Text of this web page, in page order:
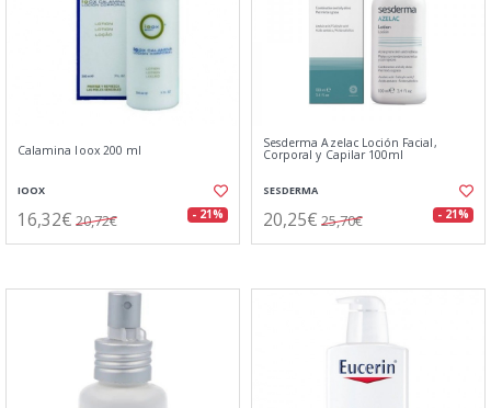
Calamina Ioox 200 ml
IOOX
16,32€ 20,72€ - 21%
Sesderma Azelac Loción Facial,
Corporal y Capilar 100ml
SESDERMA
20,25€ 25,70€ - 21%